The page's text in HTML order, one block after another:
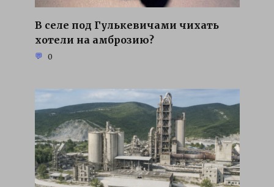
В селе под Гулькевичами чихать
хотели на амброзию?
0